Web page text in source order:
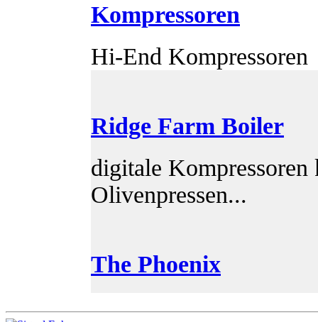
Kompressoren
Hi-End Kompressoren
Ridge Farm Boiler
digitale
Olivenpressen...
The Phoenix